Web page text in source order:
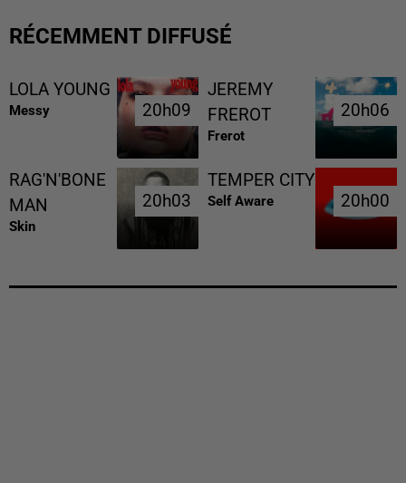
RÉCEMMENT DIFFUSÉ
LOLA YOUNG
Messy 20h09
20h09
JEREMY
FREROT
Frerot
20h06
20h06
RAG'N'BONE
MAN
Skin
20h03
20h03
TEMPER CITY
Self Aware 20h00
20h00